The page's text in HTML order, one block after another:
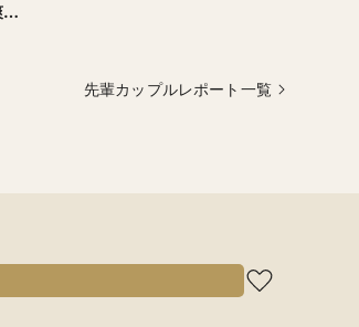
先輩カップルレポート一覧